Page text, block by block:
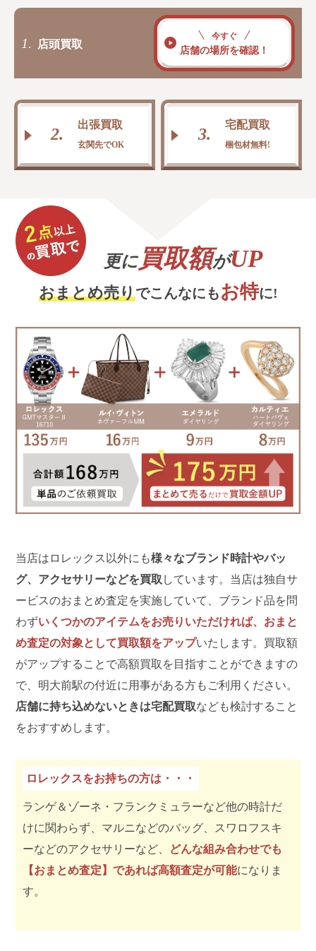
1. 店頭買取
今すぐ
店舗の場所を確認！
2.
出張買取
玄関先でOK
3.
宅配買取
梱包材無料!
更に買取額がUP
おまとめ売りでこんなにもお特に!
当店はロレックス以外にも様々なブランド時計やバッ
グ、アクセサリーなどを買取 しています。当店は独自サ
ービスのおまとめ査定を実施していて、ブランド品を問
わずいくつかのアイテムをお売りいただければ、おまと
め査定の対象として買取額をアップいたします。買取額
がアップすることで高額買取を目指すことができますの
で、明大前駅の付近に用事がある方もご利用ください。
店舗に持ち込めないときは宅配買取なども検討すること
をおすすめします。
ロレックスをお持ちの方は・・・
ランゲ＆ゾーネ・フランクミュラーなど他の時計だ
けに関わらず、マルニなどのバッグ、スワロフスキ
ーなどのアクセサリーなど、 どんな組み合わせでも
【おまとめ査定】であれば高額査定が可能になりま
す。